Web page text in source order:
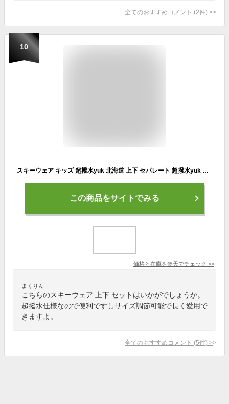
全てのおすすめコメント (2件) >
10
スキーウェア キッズ 超撥水yuk 北海道 上下 セパレート 超撥水yuk 男の子 女の子 140cm 150cm 160cm サイズ調整可 子供用 スキーウエア スノーボードウェア 冬 雪遊び 撥水 防寒 ユック 小学生
この商品をサイトでみる
価格と在庫を楽天でチェック >>
まくりん
こちらのスキーウェア 上下 セットはいかがでしょうか。
超撥水仕様なので便利ですしサイズ調節可能で長く愛用で
きますよ。
全てのおすすめコメント (5件) >